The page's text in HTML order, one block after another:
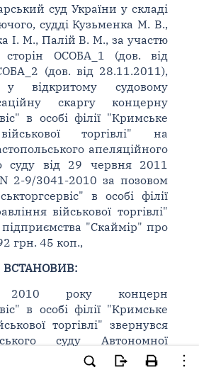
суд України у складі
судді Кузьменка М. В.,
І. М., Палій В. М., за участю
сторін ОСОБА_1 (дов. від
(дов. від 28.11.2011),
у відкритому судовому
скаргу концерну
в особі філії "Кримське
торгівлі" на
апеляційного
суду від 29 червня 2011
2-9/3041-2010 за позовом
в особі філії
військової торгівлі"
"Скаймір" про
грн. 45 коп.,
ВСТАНОВИВ:
року концерн
в особі філії "Кримське
торгівлі" звернувся
суду Автономної
з позовом до приватного
"Скаймір" про стягнення